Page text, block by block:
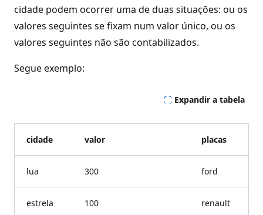
cidade podem ocorrer uma de duas situações: ou os
valores seguintes se fixam num valor único, ou os
valores seguintes não são contabilizados.
Segue exemplo:
Expandir a tabela
cidade valor placas
lua 300 ford
estrela 100 renault